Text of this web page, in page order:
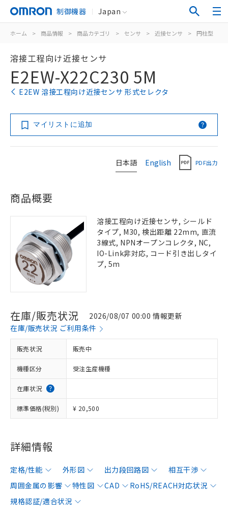
制御機器 Japan
ホーム > 商品情報 > 商品カテゴリ > センサ > 近接センサ > 円柱型
溶接工程向け近接センサ
E2EW-X22C230 5M
E2EW 溶接工程向け近接センサ 形式セレクタ
マイリストに追加
日本語 English PDF出力
商品概要
溶接工程向け近接センサ, シールド
タイプ, M30, 検出距離 22mm, 直流
3線式, NPNオープンコレクタ, NC,
IO-Link非対応, コード引き出しタイ
プ, 5m
在庫/販売状況
2026/08/07 00:00 情報更新
在庫/販売状況 ご利用条件
販売状況 販売中
機種区分 受注生産機種
在庫状況
標準価格(税別) ¥ 20,500
詳細情報
定格/性能 外形図 出力段回路図
相互干渉
周囲金属の影響
特性図 CAD
RoHS/REACH対応状況
規格認証/適合状況